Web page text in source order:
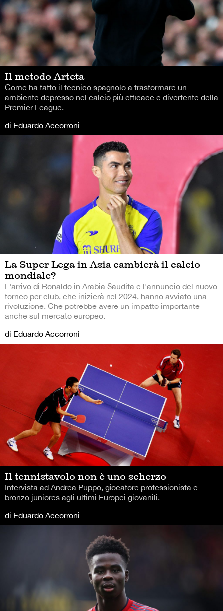
Il metodo Arteta
Come ha fatto il tecnico spagnolo a trasformare un
ambiente depresso nel calcio più efficace e divertente della
Premier League.
di Eduardo Accorroni
La Super Lega in Asia cambierà il calcio
mondiale?
L'arrivo di Ronaldo in Arabia Saudita e l'annuncio del nuovo
torneo per club, che inizierà nel 2024, hanno avviato una
rivoluzione. Che potrebbe avere un impatto importante
anche sul mercato europeo.
di Eduardo Accorroni
Il tennistavolo non è uno scherzo
Intervista ad Andrea Puppo, giocatore professionista e
bronzo juniores agli ultimi Europei giovanili.
di Eduardo Accorroni